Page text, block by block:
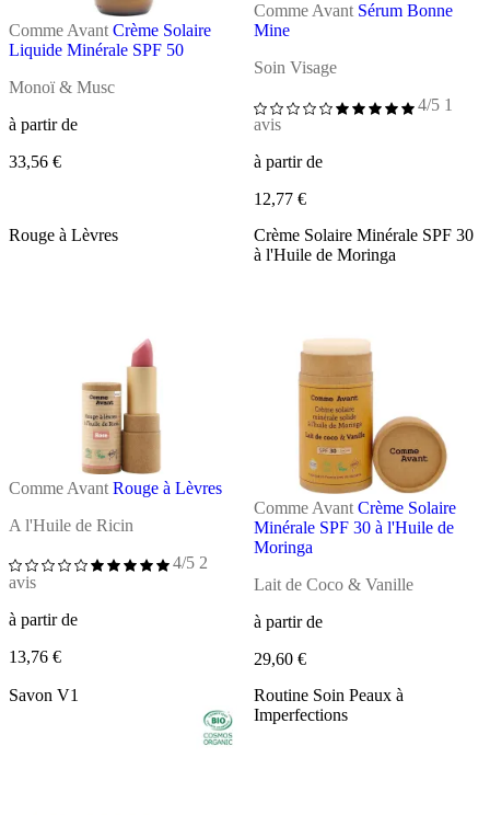
Comme Avant Crème Solaire
Liquide Minérale SPF 50
Monoï & Musc
à partir de
33,56 €
Comme Avant Sérum Bonne
Mine
Soin Visage
4/5 1
avis
à partir de
12,77 €
Rouge à Lèvres
Comme Avant Rouge à Lèvres
A l'Huile de Ricin
4/5 2
avis
à partir de
13,76 €
Crème Solaire Minérale SPF 30
à l'Huile de Moringa
Comme Avant Crème Solaire
Minérale SPF 30 à l'Huile de
Moringa
Lait de Coco & Vanille
à partir de
29,60 €
Savon V1
Routine Soin Peaux à
Imperfections